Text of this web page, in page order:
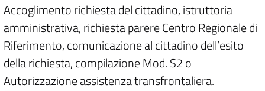
Accoglimento richiesta del cittadino, istruttoria
amministrativa, richiesta parere Centro Regionale di
Riferimento, comunicazione al cittadino dell’esito
della richiesta, compilazione Mod. S2 o
Autorizzazione assistenza transfrontaliera.